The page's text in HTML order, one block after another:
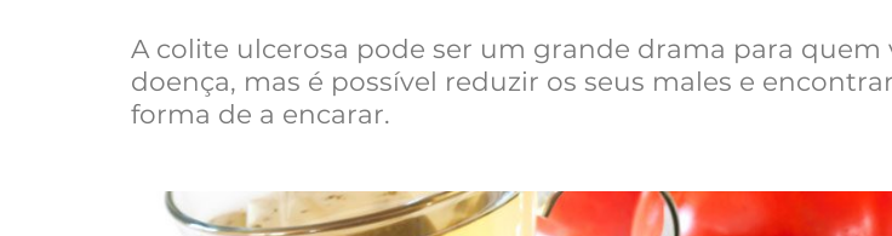
A colite ulcerosa pode ser um grande drama para quem
doença, mas é possível reduzir os seus males e
forma de a encarar.